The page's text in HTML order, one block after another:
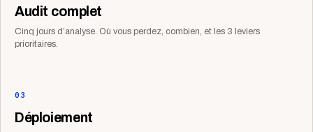
Audit complet
Cinq jours d’analyse. Où vous perdez, combien, et les 3 leviers
prioritaires.
03
Déploiement